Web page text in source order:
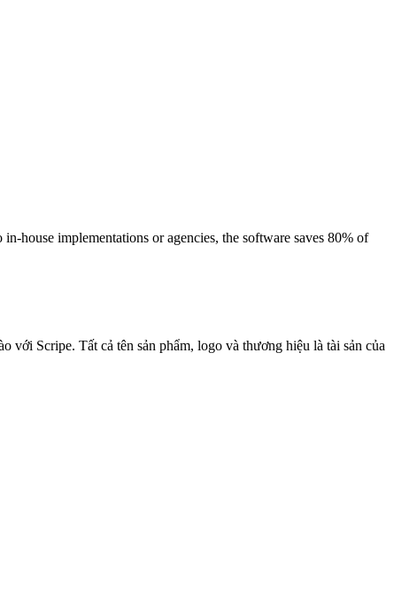
house implementations or agencies, the software saves 80% of
Scripe. Tất cả tên sản phẩm, logo và thương hiệu là tài sản của